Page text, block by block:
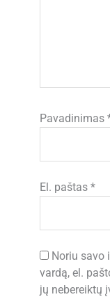
Pavadinimas
El. paštas*
Noriu savo
vardą, el.
jų nebereiktų